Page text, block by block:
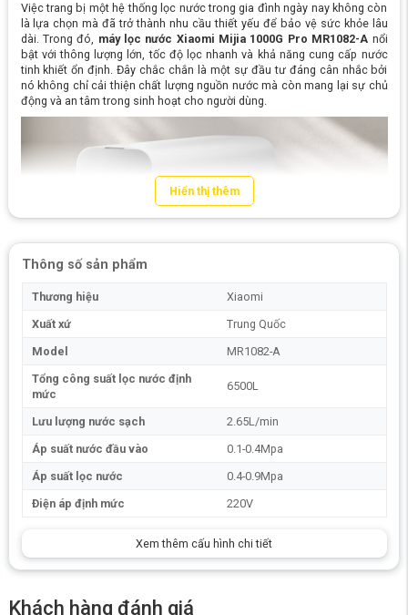
Việc trang bị một hệ thống lọc nước trong gia đình ngày nay không còn
là lựa chọn mà đã trở thành nhu cầu thiết yếu để bảo vệ sức khỏe lâu
dài. Trong đó, máy lọc nước Xiaomi Mijia 1000G Pro MR1082-A nổi
bật với thông lượng lớn, tốc độ lọc nhanh và khả năng cung cấp nước
tinh khiết ổn định. Đây chắc chắn là một sự đầu tư đáng cân nhắc bởi
nó không chỉ cải thiện chất lượng nguồn nước mà còn mang lại sự chủ
động và an tâm trong sinh hoạt cho người dùng.
Ưu điểm nổi bật của máy lọc nước
Xiaomi Mijia 1000G Pro MR1082-A
dụng
Công nghệ tuần hoàn nước tinh khiết, đạt chứng nhận an toàn
cho mẹ và bé
Hiển thị thêm
Thông số sản phẩm
Thương hiệu
Xiaomi
Xuất xứ
Trung Quốc
Model
MR1082-A
Tổng công suất lọc nước định
mức
6500L
Lưu lượng nước sạch
2.65L/min
Áp suất nước đầu vào
0.1-0.4Mpa
Áp suất lọc nước
0.4-0.9Mpa
Điện áp định mức
220V
Xem thêm cấu hình chi tiết
Khách hàng đánh giá